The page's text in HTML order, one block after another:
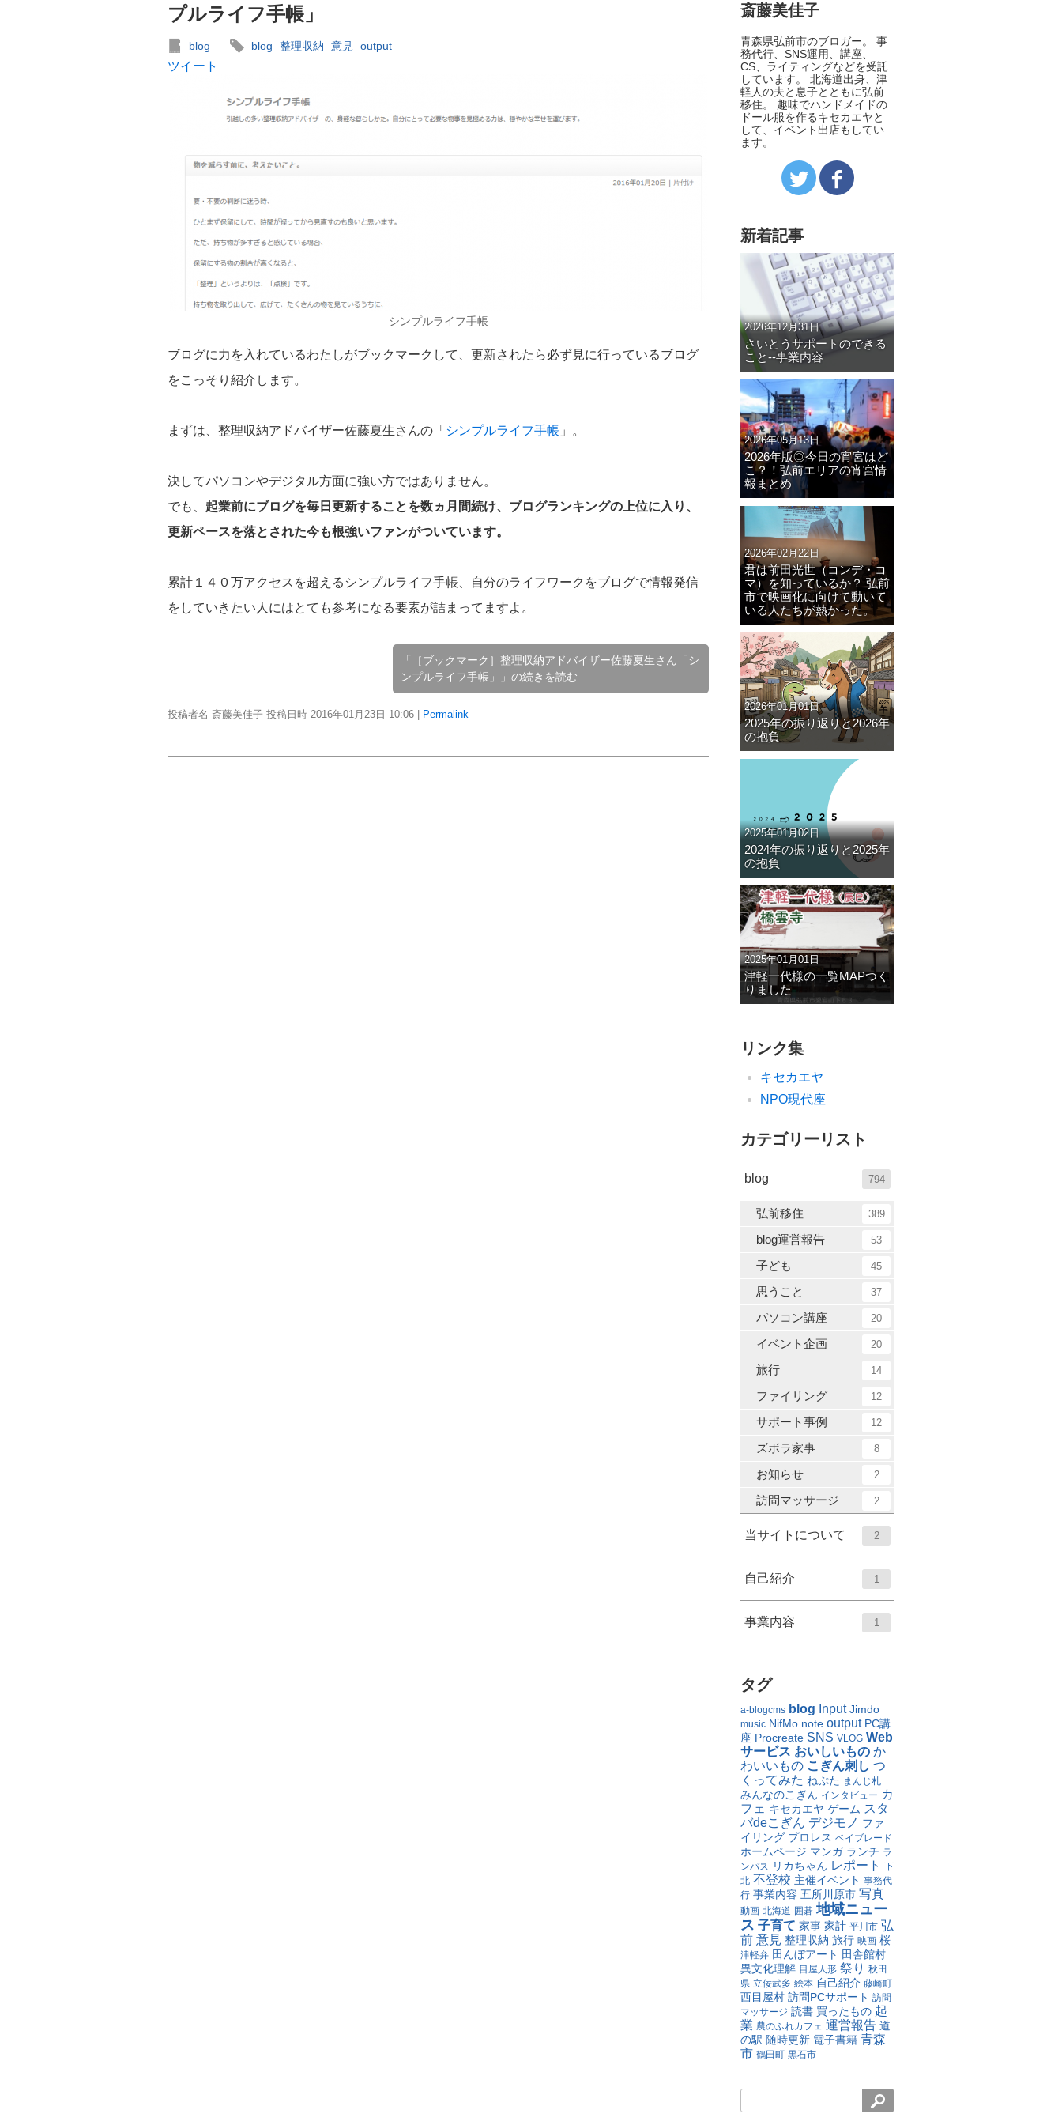
プルライフ手帳」
blog blog 整理収納 意見 output
ツイート
シンプルライフ手帳
ブログに力を入れているわたしがブックマークして、更新されたら必ず見に行っているブログ
をこっそり紹介します。
まずは、整理収納アドバイザー佐藤夏生さんの「 シンプルライフ手帳 」。
決してパソコンやデジタル方面に強い方ではありません。
でも、 起業前にブログを毎日更新することを数ヵ月間続け、ブログランキングの上位に入り、
更新ペースを落とされた今も根強いファンがついています。
累計１４０万アクセスを超えるシンプルライフ手帳、自分のライフワークをブログで情報発信
をしていきたい人にはとても参考になる要素が詰まってますよ。
「［ブックマーク］整理収納アドバイザー佐藤夏生さん「シ
ンプルライフ手帳」」の続きを読む
投稿者名 斎藤美佳子 投稿日時 2016年01月23日 10:06 Permalink
斎藤美佳子
青森県弘前市のブロガー。 事
務代行、SNS運用、講座、
CS、ライティングなどを受託
しています。 北海道出身、津
軽人の夫と息子とともに弘前
移住。 趣味でハンドメイドの
ドール服を作るキセカエヤと
して、イベント出店もしてい
ます。
新着記事
2026年12月31日
さいとうサポートのできる
こと--事業内容
2026年05月13日
2026年版◎今日の宵宮はど
こ？！弘前エリアの宵宮情
報まとめ
2026年02月22日
君は前田光世（コンデ・コ
マ）を知っているか？ 弘前
市で映画化に向けて動いて
いる人たちが熱かった。
2026年01月01日
2025年の振り返りと2026年
の抱負
2025年01月02日
2024年の振り返りと2025年
の抱負
2025年01月01日
津軽一代様の一覧MAPつく
りました
リンク集
キセカエヤ
NPO現代座
カテゴリーリスト
blog 794
弘前移住 389
blog運営報告 53
子ども 45
思うこと 37
パソコン講座 20
イベント企画 20
旅行 14
ファイリング 12
サポート事例 12
ズボラ家事 8
お知らせ 2
訪問マッサージ 2
当サイトについて 2
自己紹介 1
事業内容 1
タグ
a-blogcms blog Input Jimdo
music NifMo note output PC講
座 Procreate SNS VLOG Web
サービス おいしいもの か
わいいもの こぎん刺し つ
くってみた ねぷた まんじ札
みんなのこぎん インタビュー カ
フェ キセカエヤ ゲーム スタ
バdeこぎん デジモノ ファ
イリング プロレス ベイブレード
ホームページ マンガ ランチ ラ
ンパス リカちゃん レポート 下
北 不登校 主催イベント 事務代
行 事業内容 五所川原市 写真
動画 北海道 囲碁 地域ニュー
ス 子育て 家事 家計 平川市 弘
前 意見 整理収納 旅行 映画 桜
津軽弁 田んぼアート 田舎館村
異文化理解 目屋人形 祭り 秋田
県 立佞武多 絵本 自己紹介 藤崎町
西目屋村 訪問PCサポート 訪問
マッサージ 読書 買ったもの 起
業 農のふれカフェ 運営報告 道
の駅 随時更新 電子書籍 青森
市 鶴田町 黒石市